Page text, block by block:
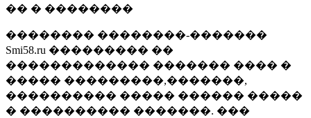
�� � ��������
�������� ��������-�������
Smi58.ru ��������� ��
������������� ������� ���� �
����� ���������,�������,
���������� ����� ������ �����
� ���������� �������. ���